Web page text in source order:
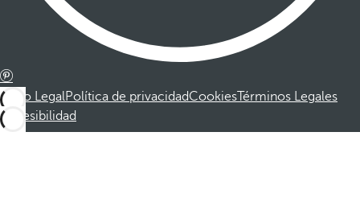
Aviso LegalPolítica de privacidadCookiesTérminos Legales
Accesibilidad